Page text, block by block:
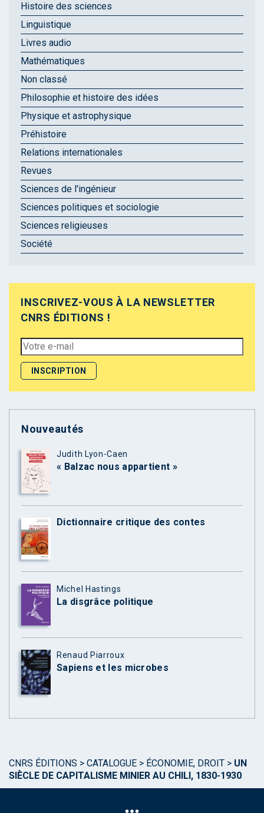
Histoire des sciences
Linguistique
Livres audio
Mathématiques
Non classé
Philosophie et histoire des idées
Physique et astrophysique
Préhistoire
Relations internationales
Revues
Sciences de l'ingénieur
Sciences politiques et sociologie
Sciences religieuses
Société
INSCRIVEZ-VOUS À LA NEWSLETTER
CNRS ÉDITIONS !
Nouveautés
Judith Lyon-Caen
« Balzac nous appartient »
Dictionnaire critique des contes
Michel Hastings
La disgrâce politique
Renaud Piarroux
Sapiens et les microbes
CNRS ÉDITIONS > CATALOGUE > ÉCONOMIE, DROIT > UN
SIÈCLE DE CAPITALISME MINIER AU CHILI, 1830-1930